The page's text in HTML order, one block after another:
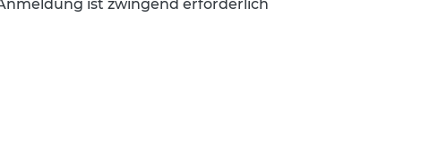
ist zwingend erforderlich